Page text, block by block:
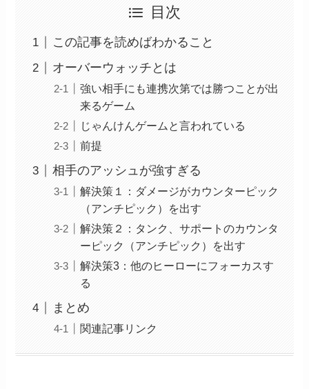
目次
この記事を読めばわかること
オーバーウォッチとは
強い相手にも連携次第では勝つことが出
来るゲーム
じゃんけんゲームと言われている
前提
相手のアッシュが強すぎる
解決策１：ダメージがカウンターピック
（アンチピック）を出す
解決策２：タンク、サポートのカウンタ
ーピック（アンチピック）を出す
解決策3：他のヒーローにフォーカスす
る
まとめ
関連記事リンク